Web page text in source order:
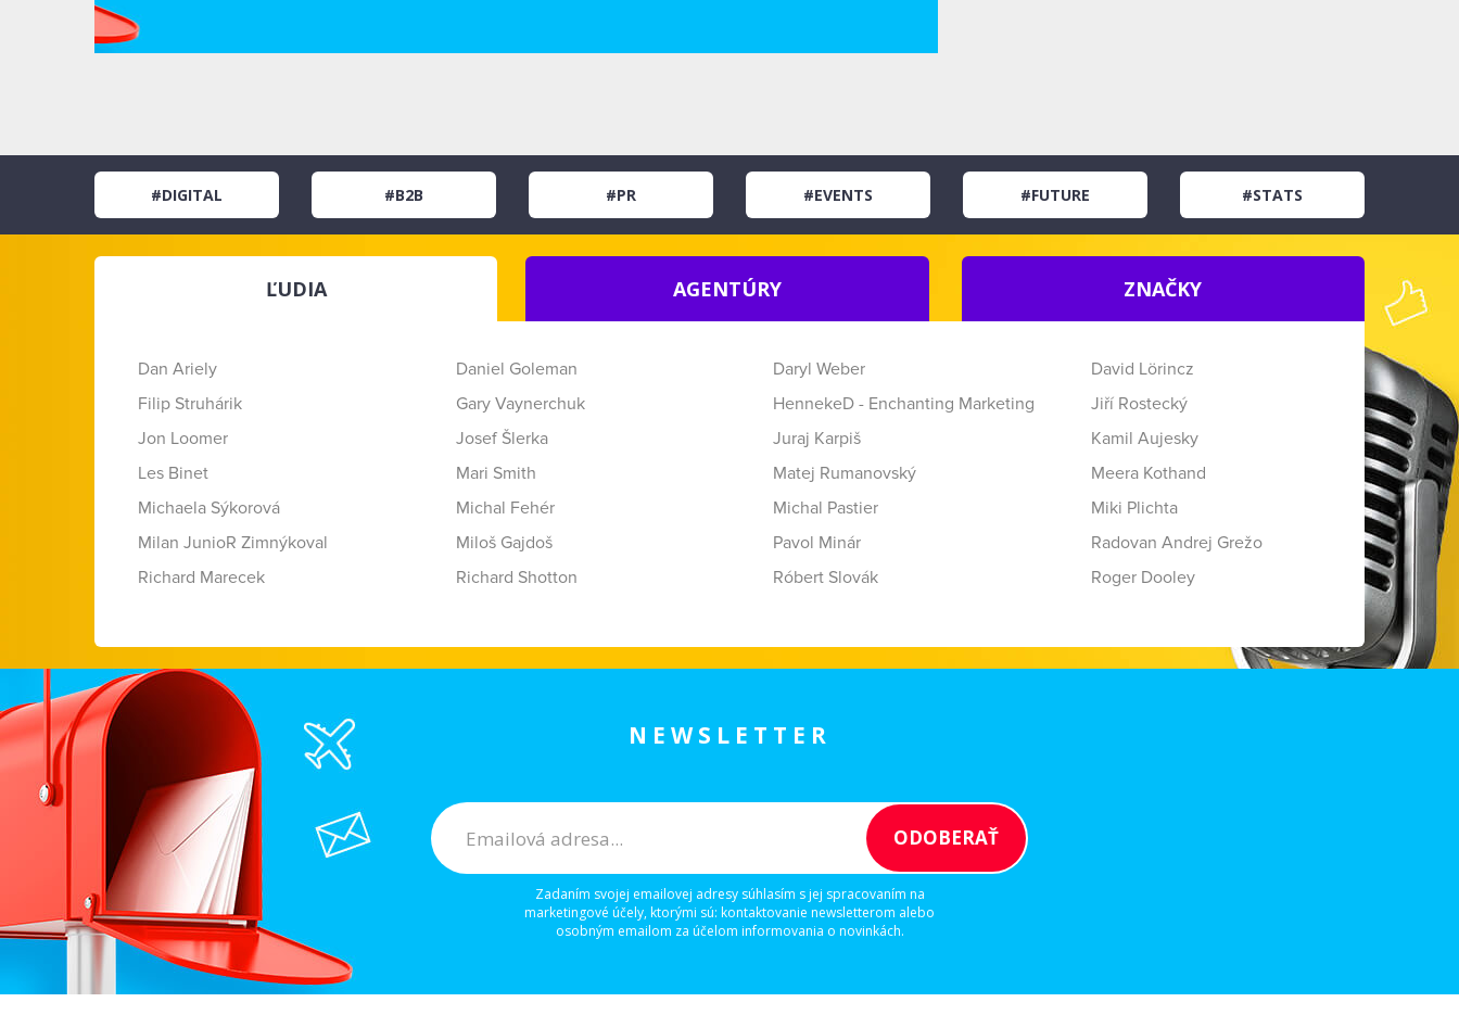
#DIGITAL #B2B #PR #EVENTS #FUTURE #STATS
ĽUDIA AGENTÚRY ZNAČKY
Dan Ariely Daniel Goleman Daryl Weber
David Lörincz
Filip Struhárik
Gary Vaynerchuk HennekeD - Enchanting Marketing
Jiří Rostecký
Jon Loomer
Josef Šlerka Juraj Karpiš
Kamil Aujesky
Les Binet
Mari Smith Matej Rumanovský
Meera Kothand
Michaela Sýkorová
Michal Fehér Michal Pastier
Miki Plichta
Milan JunioR Zimnýkoval
Miloš Gajdoš Pavol Minár
Radovan Andrej Grežo
Richard Marecek
Richard Shotton Róbert Slovák Roger Dooley
NEWSLETTER
Zadaním svojej emailovej adresy súhlasím s jej spracovaním na
marketingové účely, ktorými sú: kontaktovanie newsletterom alebo
osobným emailom za účelom informovania o novinkách.